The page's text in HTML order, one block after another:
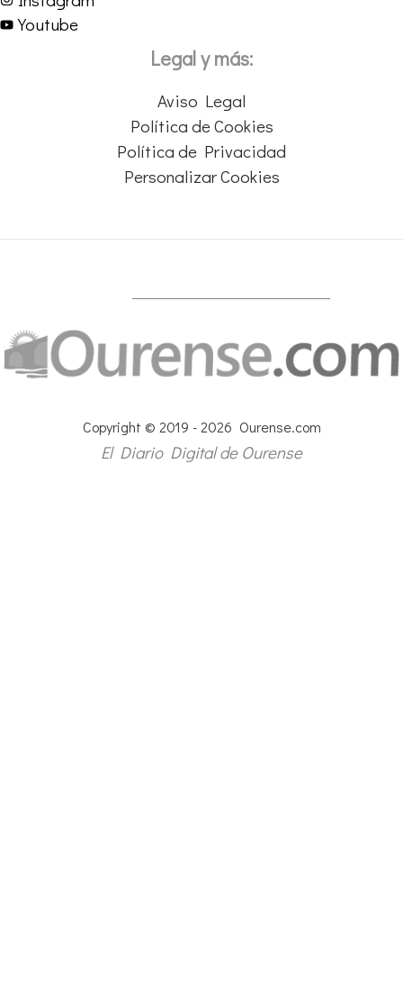
Youtube
Legal y más:
Aviso Legal
Política de Cookies
Política de Privacidad
Personalizar Cookies
Copyright © 2019 - 2026 Ourense.com
El Diario Digital de Ourense